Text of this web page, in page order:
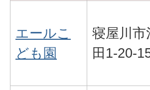
エールこ
ども園
寝屋川市
田1-20-